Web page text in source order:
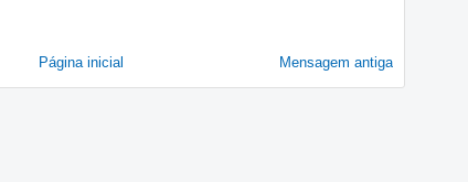
Mensagem antiga
Página inicial